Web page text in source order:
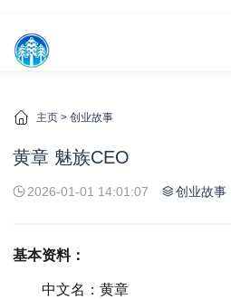
主页 > 创业故事
黄章 魅族CEO
2026-01-01 14:01:07 创业故事
基本资料：
中文名：黄章